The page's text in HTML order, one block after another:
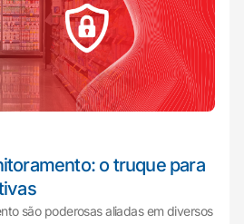
o truque para
são poderosas aliadas em diversos